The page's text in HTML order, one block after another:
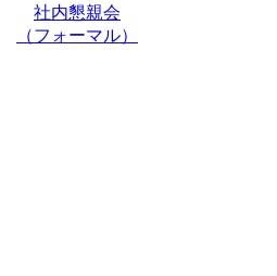
社内懇親会
（フォーマル）